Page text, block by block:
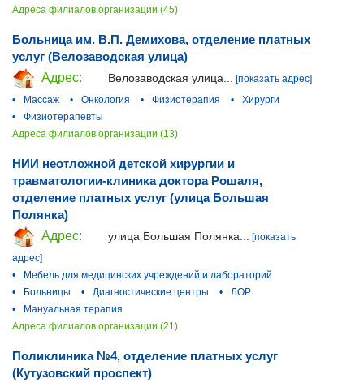
Адреса филиалов организации (45)
Больница им. В.П. Демихова, отделение платных
услуг (Велозаводская улица)
Адрес:
Велозаводская улица...
[показать адрес]
•
Массаж • Онкология • Физиотерапия •
Хирурги
•
Физиотерапевты
Адреса филиалов организации (13)
НИИ неотложной детской хирургии и
травматологии-клиника доктора Рошаля,
отделение платных услуг (улица Большая
Полянка)
Адрес:
улица Большая Полянка...
[показать
адрес]
•
Мебель для медицинских учреждений и лабораторий
•
Больницы • Диагностические центры •
ЛОР
•
Мануальная терапия
Адреса филиалов организации (21)
Поликлиника №4, отделение платных услуг
(Кутузовский проспект)